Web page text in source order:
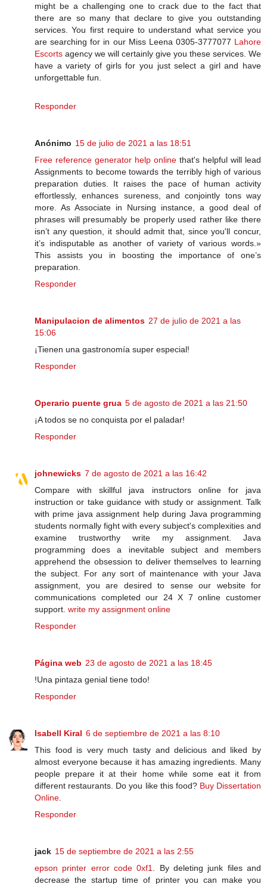
might be a challenging one to crack due to the fact that
there are so many that declare to give you outstanding
services. You first require to understand what service you
are searching for in our Miss Leena 0305-3777077 Lahore
Escorts agency we will certainly give you these services. We
have a variety of girls for you just select a girl and have
unforgettable fun.
Responder
Anónimo 15 de julio de 2021 a las 18:51
Free reference generator help online that's helpful will lead
Assignments to become towards the terribly high of various
preparation duties. It raises the pace of human activity
effortlessly, enhances sureness, and conjointly tons way
more. As Associate in Nursing instance, a good deal of
phrases will presumably be properly used rather like there
isn’t any question, it should admit that, since you'll concur,
it’s indisputable as another of variety of various words.»
This assists you in boosting the importance of one’s
preparation.
Responder
Manipulacion de alimentos 27 de julio de 2021 a las
15:06
¡Tienen una gastronomía super especial!
Responder
Operario puente grua 5 de agosto de 2021 a las 21:50
¡A todos se no conquista por el paladar!
Responder
johnewicks 7 de agosto de 2021 a las 16:42
Compare with skillful java instructors online for java
instruction or take guidance with study or assignment. Talk
with prime java assignment help during Java programming
students normally fight with every subject's complexities and
examine trustworthy write my assignment. Java
programming does a inevitable subject and members
apprehend the obsession to deliver themselves to learning
the subject. For any sort of maintenance with your Java
assignment, you are desired to sense our website for
communications completed our 24 X 7 online customer
support. write my assignment online
Responder
Página web 23 de agosto de 2021 a las 18:45
!Una pintaza genial tiene todo!
Responder
Isabell Kiral 6 de septiembre de 2021 a las 8:10
This food is very much tasty and delicious and liked by
almost everyone because it has amazing ingredients. Many
people prepare it at their home while some eat it from
different restaurants. Do you like this food? Buy Dissertation
Online
Responder
jack 15 de septiembre de 2021 a las 2:55
epson printer error code 0xf1
. By deleting junk files and
decrease the startup time of printer you can make you